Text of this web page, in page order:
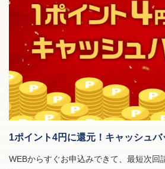
1ポイント4円に還元！キャッシュバ
WEBからすぐお申込みできて、最短次回